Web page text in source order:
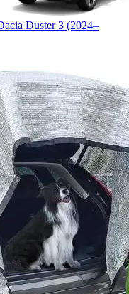
Duster 3 (2024–